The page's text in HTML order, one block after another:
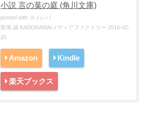
小説 言の葉の庭 (角川文庫)
posted with ヨメレバ
新海 誠 KADOKAWA/メディアファクトリー 2016-02-
25
Amazon Kindle
楽天ブックス